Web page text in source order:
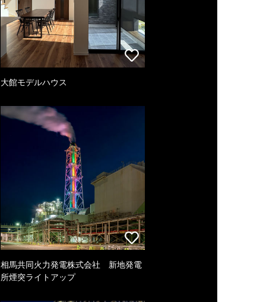
大館モデルハウス
相馬共同火力発電株式会社 新地発電
所煙突ライトアップ